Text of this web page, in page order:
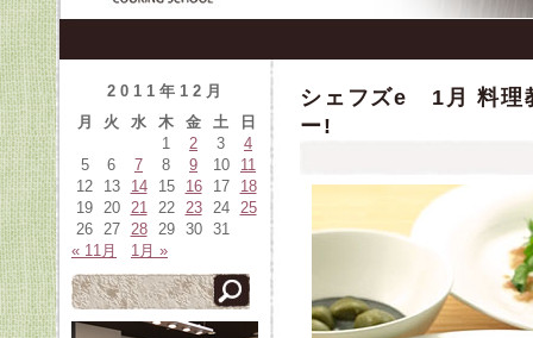
シェフズe 1月 料理
ー!
2011年12月
月
火 水 木 金 土
日
1
2 3
4
5
6 7 8 9 10
11
12
13 14 15 16 17
18
19 20 21 22 23 24
25
26 27 28 29 30
31
« 11月
1月 »